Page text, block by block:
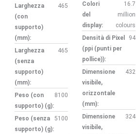
Larghezza
(con
supporto)
(mm):
465
Larghezza
(senza
supporto)
(mm):
465
Peso (con
supporto) (g):
8100
Peso (senza
supporto) (g):
5100
Colori
del
display:
16.7
million
colours
Densità di Pixel
(ppi (punti per
pollice)):
94
Dimensione
visibile,
orizzontale
(mm):
432
Dimensione
visibile,
324